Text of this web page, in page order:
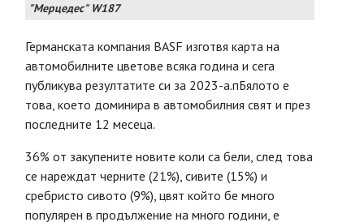
"Мерцедес" W187
Германската компания BASF изготвя карта на
автомобилните цветове всяка година и сега
публикува резултатите си за 2023-а.пБялото е
това, което доминира в автомобилния свят и през
последните 12 месеца.
36% от закупените новите коли са бели, след това
се нареждат черните (21%), сивите (15%) и
сребристо сивото (9%), цвят който бе много
популярен в продължение на много години, е